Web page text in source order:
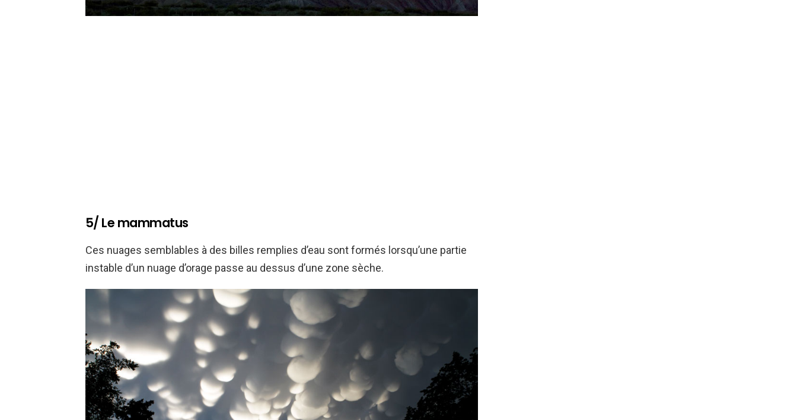
5/ Le mammatus
Ces nuages semblables à des billes remplies d’eau sont formés lorsqu’une partie
instable d’un nuage d’orage passe au dessus d’une zone sèche.